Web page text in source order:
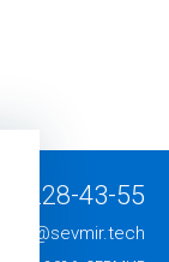
228-43-55
info@sevmir.tech